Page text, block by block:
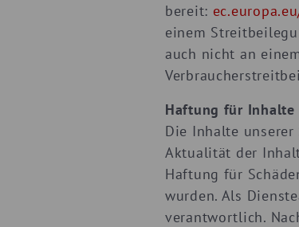
bereit:
einem
auch nicht an
Haftung für Inhalte
Die Inhalte
Aktualität der
Haftung für
wurden. Als
verantwortlich.